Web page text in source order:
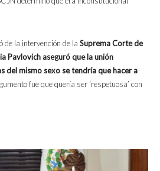
de la intervención de la Suprema Corte de
Pavlovich aseguró que la unión
del mismo sexo se tendría que hacer a
fue que quería ser ‘respetuosa’ con